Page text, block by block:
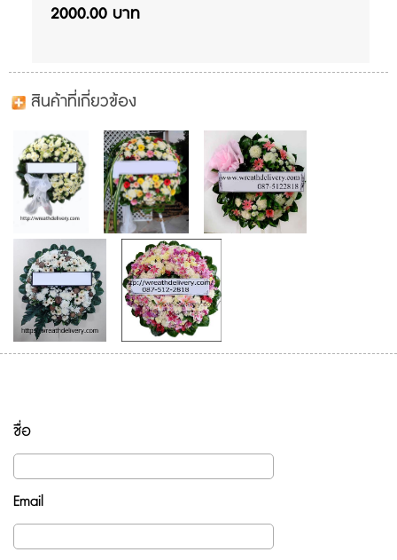
2000.00 บาท
สินค้าที่เกี่ยวข้อง
ชื่อ
Email